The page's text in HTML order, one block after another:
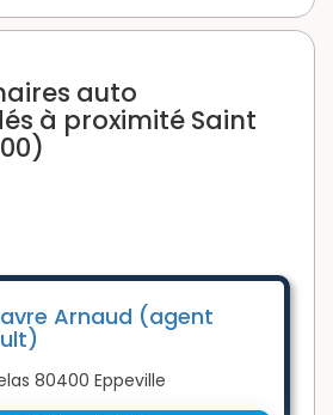
auto
à proximité Saint
Arnaud (agent
80400 Eppeville